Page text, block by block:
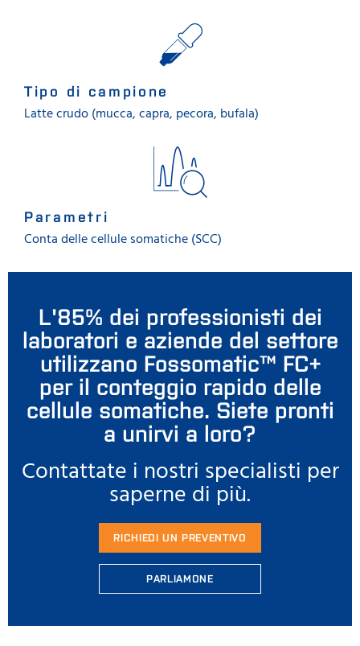
Tipo di campione
Latte crudo (mucca, capra, pecora, bufala)
Parametri
Conta delle cellule somatiche (SCC)
L'85% dei professionisti dei
laboratori e aziende del settore
utilizzano Fossomatic™ FC+
per il conteggio rapido delle
cellule somatiche. Siete pronti
a unirvi a loro?
Contattate i nostri specialisti per
saperne di più.
RICHIEDI UN PREVENTIVO
PARLIAMONE